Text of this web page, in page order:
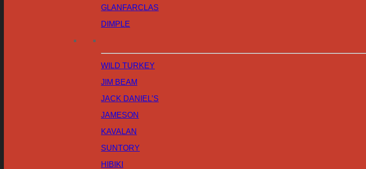
GLANFARCLAS
DIMPLE
WILD TURKEY
JIM BEAM
JACK DANIEL’S
JAMESON
KAVALAN
SUNTORY
HIBIKI